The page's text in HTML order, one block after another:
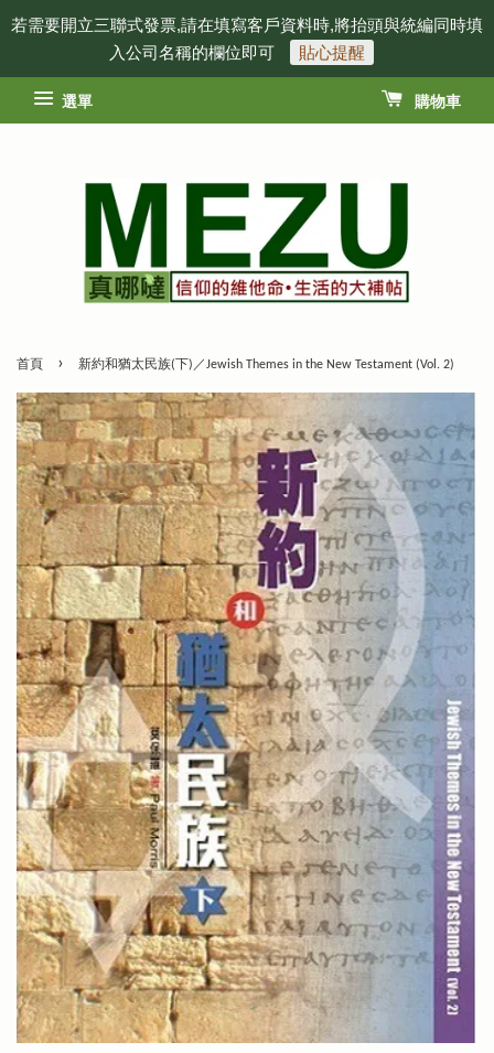
若需要開立三聯式發票,請在填寫客戶資料時,將抬頭與統編同時填
入公司名稱的欄位即可
貼心提醒
選單 購物車
首頁 › 新約和猶太民族(下)／Jewish Themes in the New Testament (Vol. 2)